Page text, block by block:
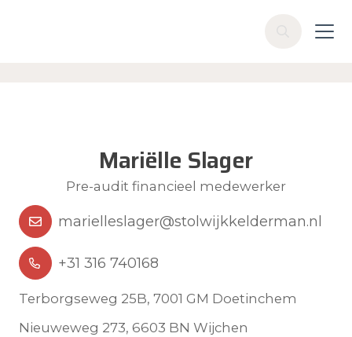
Mariëlle Slager
Pre-audit financieel medewerker
marielleslager@stolwijkkelderman.nl
+31 316 740168
Terborgseweg 25B, 7001 GM Doetinchem
Nieuweweg 273, 6603 BN Wijchen